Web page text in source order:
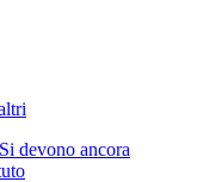
devono ancora